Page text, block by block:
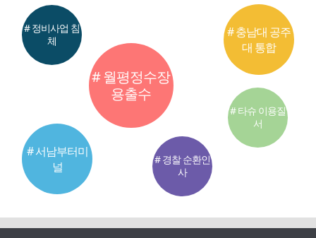
# 월평정수장
용출수
# 서남부터미
널
# 충남대 공주
대 통합
# 정비사업 침
체
# 경찰 순환인
사
# 타슈 이용질
서